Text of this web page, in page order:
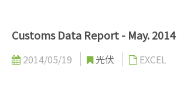
Customs Data Report - May. 2014
2014/05/19 光伏 EXCEL